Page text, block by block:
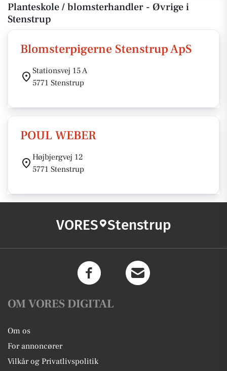
Planteskole / blomsterhandler - Øvrige i
Stenstrup
Blomsterpigerne Stenstrup ApS
Stationsvej 15 A
5771 Stenstrup
POUL WEBER
Højbjergvej 12
5771 Stenstrup
VORES Stenstrup
OM VORES DIGITAL
Om os
For annoncører
Vilkår og Privatlivspolitik